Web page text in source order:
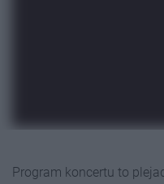
Program koncertu to